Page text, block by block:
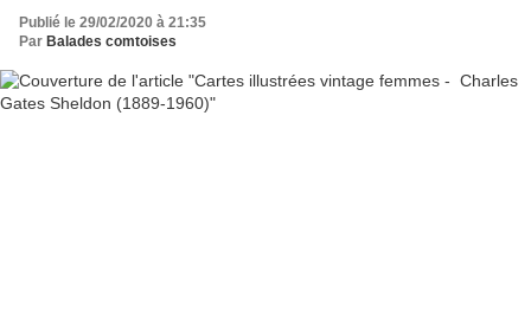
Publié le 29/02/2020 à 21:35
Par Balades comtoises